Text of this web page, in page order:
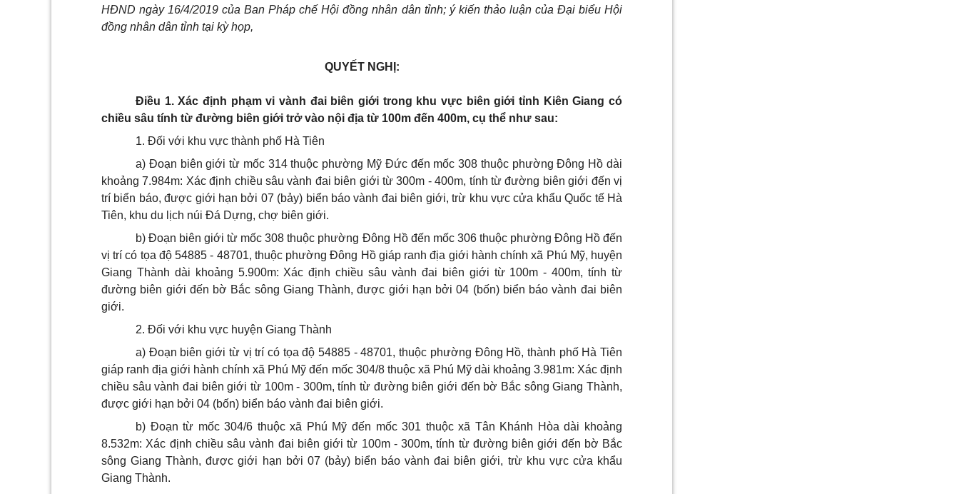
HĐND ngày 16/4/2019 của Ban Pháp chế Hội đồng nhân dân tỉnh; ý kiến thảo luận của Đại biểu Hội
đồng nhân dân tỉnh tại kỳ họp,
QUYẾT NGHỊ:
Điều 1. Xác định phạm vi vành đai biên giới trong khu vực biên giới tỉnh Kiên Giangcó
chiều sâu tính từ đường biên giới trởvào nội địa từ 100m đến 400m, cụ thể như sau:
1. Đối với khu vực thành phố Hà Tiên
a) Đoạn biên giới từ mốc 314 thuộc phường Mỹ Đức đến mốc 308 thuộc phường Đông Hồ dài
khoảng 7.984m: Xác định chiều sâu vành đai biên giới từ 300m - 400m, tính từ đường biên giới đến vị
trí biển báo, được giới hạn bởi 07 (bảy) biển báo vành đai biên giới, trừ khu vực cửa khẩu Quốc tếHà
Tiên, khu du lịch núi Đá Dựng, chợ biên giới.
b) Đoạn biên giới từ mốc 308 thuộc phường Đông Hồ đến mốc 306 thuộc phường Đông Hồ đến
vị trí có tọa độ 54885 - 48701, thuộc phường Đông Hồ giáp ranh địa giới hành chính xã Phú Mỹ, huyện
Giang Thành dài khoảng 5.900m: Xác định chiều sâu vành đai biên giới từ 100m - 400m, tính từ
đường biên giới đến bờ Bắc sông Giang Thành, được giới hạn bởi 04 (bốn) biển báo vành đai biên
giới.
2. Đối với khu vực huyện Giang Thành
a) Đoạn biên giới từ vị trí có tọa độ 54885 - 48701, thuộc phường Đông Hồ, thành phố Hà Tiên
giáp ranh địa giới hành chính xã Phú Mỹ đến mốc 304/8 thuộc xã Phú Mỹ dài khoảng 3.981m: Xác định
chiều sâu vành đai biên giới từ 100m - 300m, tính từ đường biên giới đến bờ Bắc sông Giang Thành,
được giới hạn bởi 04 (bốn) biển báo vành đai biên giới.
b) Đoạn từ mốc 304/6 thuộc xã Phú Mỹ đến mốc 301 thuộc xã Tân Khánh Hòadài khoảng
8.532m: Xác định chiều sâu vành đai biên giới từ 100m - 300m, tính từ đường biên giới đến bờ Bắc
sông Giang Thành, được giới hạn bởi 07 (bảy) biển báo vành đai biên giới, trừ khu vực cửa khẩu
Giang Thành.